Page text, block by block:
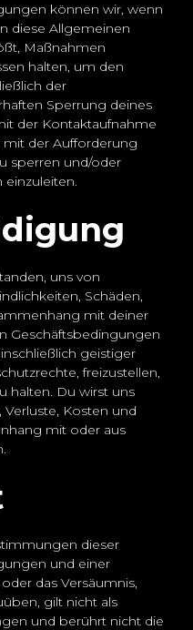
können wir, wenn
diese Allgemeinen
Maßnahmen
halten, um den
der
Sperrung deines
der Kontaktaufnahme
der Aufforderung
sperren und/oder
einzuleiten.
uns von
Schäden,
mit deiner
Geschäftsbedingungen
geistiger
freizustellen,
halten. Du wirst uns
Verluste, Kosten und
mit oder aus
dieser
und einer
das Versäumnis,
gilt nicht als
und berührt nicht die